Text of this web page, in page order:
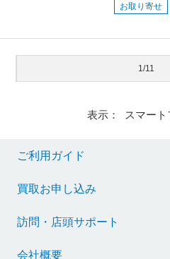
お取り寄せ
1/11
表示： スマート
ご利用ガイド
買取お申し込み
訪問・店頭サポート
会社概要